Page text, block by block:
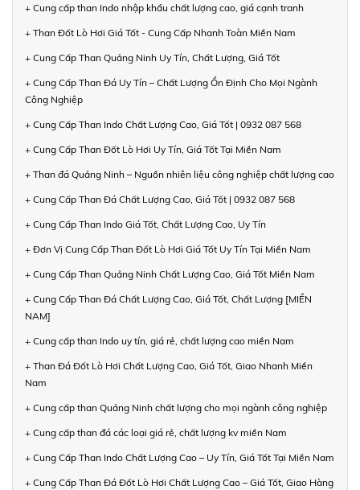
+ Cung cấp than Indo nhập khẩu chất lượng cao, giá cạnh tranh
+ Than Đốt Lò Hơi Giá Tốt - Cung Cấp Nhanh Toàn Miền Nam
+ Cung Cấp Than Quảng Ninh Uy Tín, Chất Lượng, Giá Tốt
+ Cung Cấp Than Đá Uy Tín – Chất Lượng Ổn Định Cho Mọi Ngành
Công Nghiệp
+ Cung Cấp Than Indo Chất Lượng Cao, Giá Tốt | 0932 087 568
+ Cung Cấp Than Đốt Lò Hơi Uy Tín, Giá Tốt Tại Miền Nam
+ Than đá Quảng Ninh – Nguồn nhiên liệu công nghiệp chất lượng cao
+ Cung Cấp Than Đá Chất Lượng Cao, Giá Tốt | 0932 087 568
+ Cung Cấp Than Indo Giá Tốt, Chất Lượng Cao, Uy Tín
+ Đơn Vị Cung Cấp Than Đốt Lò Hơi Giá Tốt Uy Tín Tại Miền Nam
+ Cung Cấp Than Quảng Ninh Chất Lượng Cao, Giá Tốt Miền Nam
+ Cung Cấp Than Đá Chất Lượng Cao, Giá Tốt, Chất Lượng [MIỀN
NAM]
+ Cung cấp than Indo uy tín, giá rẻ, chất lượng cao miền Nam
+ Than Đá Đốt Lò Hơi Chất Lượng Cao, Giá Tốt, Giao Nhanh Miền
Nam
+ Cung cấp than Quảng Ninh chất lượng cho mọi ngành công nghiệp
+ Cung cấp than đá các loại giá rẻ, chất lượng kv miền Nam
+ Cung Cấp Than Indo Chất Lượng Cao – Uy Tín, Giá Tốt Tại Miền Nam
+ Cung Cấp Than Đá Đốt Lò Hơi Chất Lượng Cao – Giá Tốt, Giao Hàng